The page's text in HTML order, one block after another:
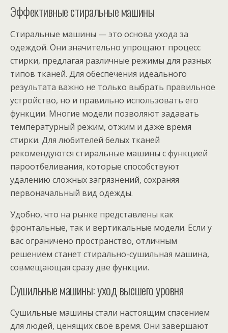
Эффективные стиральные машины
Стиральные машины — это основа ухода за
одеждой. Они значительно упрощают процесс
стирки, предлагая различные режимы для разных
типов тканей. Для обеспечения идеального
результата важно не только выбрать правильное
устройство, но и правильно использовать его
функции. Многие модели позволяют задавать
температурный режим, отжим и даже время
стирки. Для любителей белых тканей
рекомендуются стиральные машины с функцией
пароотбеливания, которые способствуют
удалению сложных загрязнений, сохраняя
первоначальный вид одежды.
Удобно, что на рынке представлены как
фронтальные, так и вертикальные модели. Если у
вас ограничено пространство, отличным
решением станет стирально-сушильная машина,
совмещающая сразу две функции.
Сушильные машины: уход высшего уровня
Сушильные машины стали настоящим спасением
для людей, ценящих своё время. Они завершают